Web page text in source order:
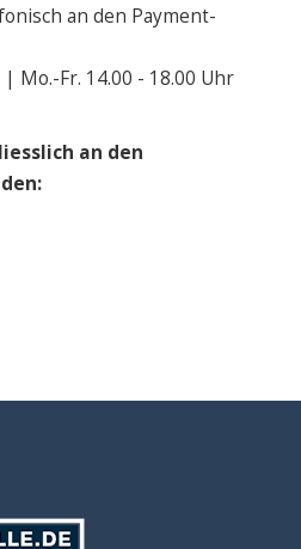
an den Payment-
Mo.-Fr. 14.00 - 18.00 Uhr
an den